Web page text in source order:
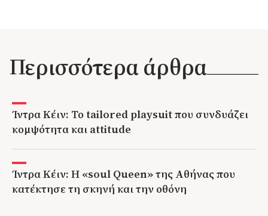
Περισσότερα άρθρα
Ίντρα Κέιν: Το tailored playsuit που συνδυάζει
κομψότητα και attitude
Ίντρα Κέιν: Η «soul Queen» της Αθήνας που
κατέκτησε τη σκηνή και την οθόνη